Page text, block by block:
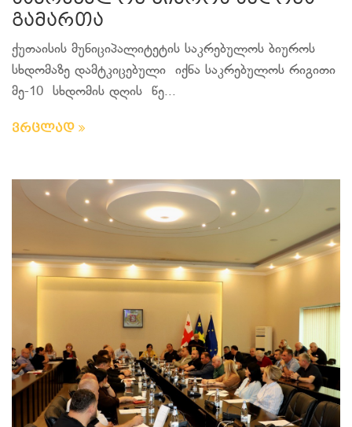
გამართა
ქუთაისის მუნიციპალიტეტის საკრებულოს ბიუროს
სხდომაზე დამტკიცებული იქნა საკრებულოს რიგითი
მე-10 სხდომის დღის წე...
ვრცლად